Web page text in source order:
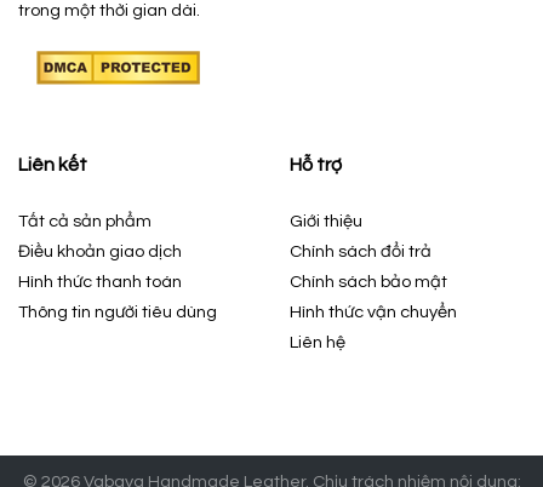
trong một thời gian dài.
Liên kết
Tất cả sản phẩm
Điều khoản giao dịch
Hình thức thanh toán
Thông tin người tiêu dùng
Hỗ trợ
Giới thiệu
Chính sách đổi trả
Chính sách bảo mật
Hình thức vận chuyển
Liên hệ
© 2026 Vabaya Handmade Leather. Chịu trách nhiệm nội dung: